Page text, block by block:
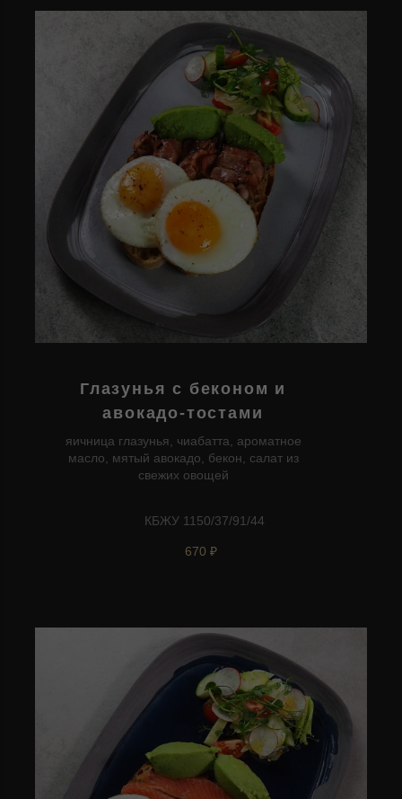
Глазунья с беконом и
авокадо-тостами
яичница глазунья, чиабатта, ароматное
масло, мятый авокадо, бекон, салат из
свежих овощей
КБЖУ 1150/37/91/44
670 ₽